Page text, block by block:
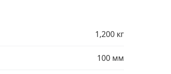
1,200 кг
100 мм